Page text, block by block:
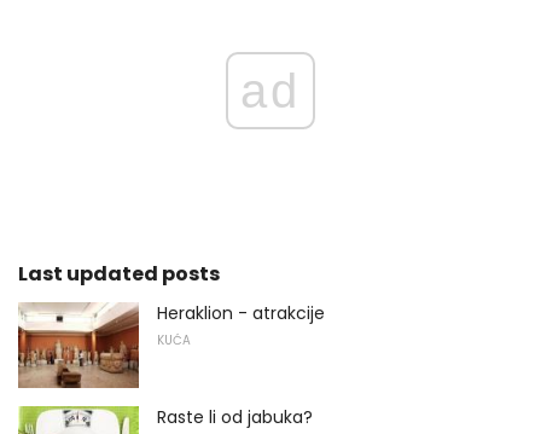
ad
Last updated posts
Heraklion - atrakcije
KUĆA
Raste li od jabuka?